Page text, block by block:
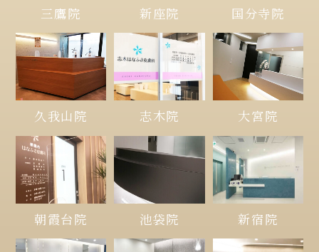
三鷹院 新座院 国分寺院
久我山院 志木院 大宮院
朝霞台院 池袋院 新宿院